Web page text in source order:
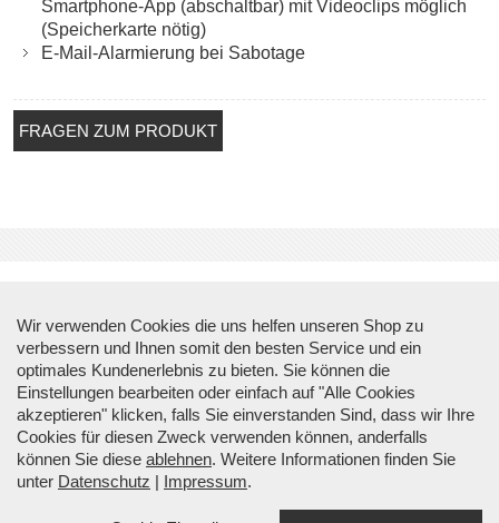
Smartphone-App (abschaltbar) mit Videoclips möglich
(Speicherkarte nötig)
E-Mail-Alarmierung bei Sabotage
FRAGEN ZUM PRODUKT
Informationen
Kontakt
Wir verwenden Cookies die uns helfen unseren Shop zu
verbessern und Ihnen somit den besten Service und ein
optimales Kundenerlebnis zu bieten. Sie können die
Einstellungen bearbeiten oder einfach auf "Alle Cookies
akzeptieren" klicken, falls Sie einverstanden Sind, dass wir Ihre
Cookies für diesen Zweck verwenden können, anderfalls
können Sie diese ablehnen. Weitere Informationen finden Sie
unter Datenschutz | Impressum.